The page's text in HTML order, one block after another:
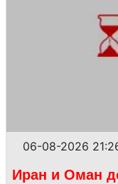
06-08-2026
Иран и Оман